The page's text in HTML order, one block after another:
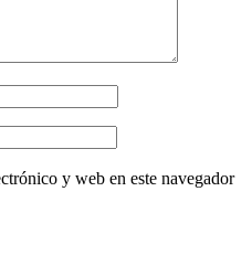
y web en este navegador